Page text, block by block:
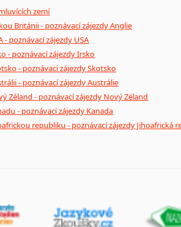
zemí
Británii - poznávací zájezdy Anglie
- poznávací zájezdy USA
- poznávací zájezdy Irsko
- poznávací zájezdy Skotsko
- poznávací zájezdy Austrálie
Zéland - poznávací zájezdy Nový Zéland
- poznávací zájezdy Kanada
republiku - poznávací zájezdy Jihoafrická